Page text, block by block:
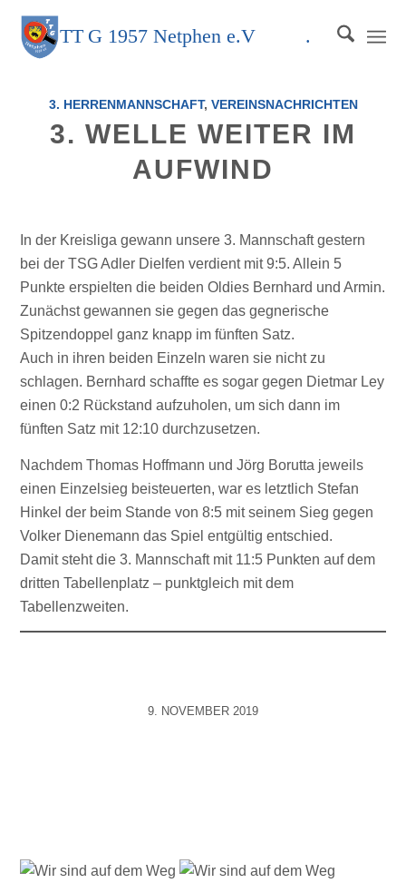
TT G 1957 Netphen e.V .
3. HERRENMANNSCHAFT, VEREINSNACHRICHTEN
3. WELLE WEITER IM
AUFWIND
In der Kreisliga gewann unsere 3. Mannschaft gestern
bei der TSG Adler Dielfen verdient mit 9:5. Allein 5
Punkte erspielten die beiden Oldies Bernhard und Armin.
Zunächst gewannen sie gegen das gegnerische
Spitzendoppel ganz knapp im fünften Satz.
Auch in ihren beiden Einzeln waren sie nicht zu
schlagen. Bernhard schaffte es sogar gegen Dietmar Ley
einen 0:2 Rückstand aufzuholen, um sich dann im
fünften Satz mit 12:10 durchzusetzen.
Nachdem Thomas Hoffmann und Jörg Borutta jeweils
einen Einzelsieg beisteuerten, war es letztlich Stefan
Hinkel der beim Stande von 8:5 mit seinem Sieg gegen
Volker Dienemann das Spiel entgültig entschied.
Damit steht die 3. Mannschaft mit 11:5 Punkten auf dem
dritten Tabellenplatz – punktgleich mit dem
Tabellenzweiten.
9. NOVEMBER 2019